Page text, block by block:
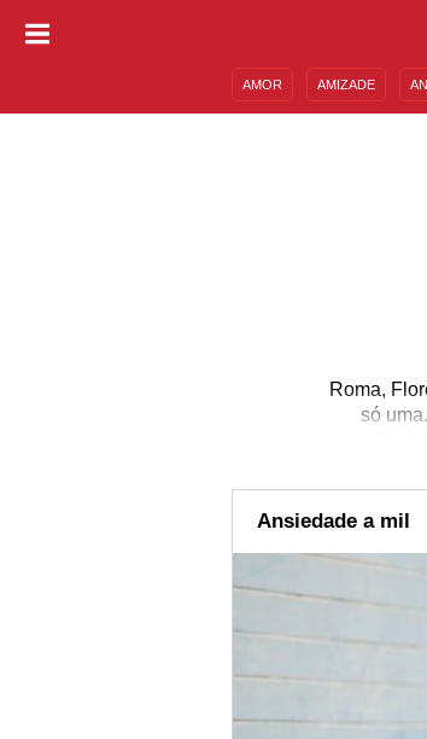
AMOR AMIZADE
Roma,
só
coração
melhor
Ansiedade a mil